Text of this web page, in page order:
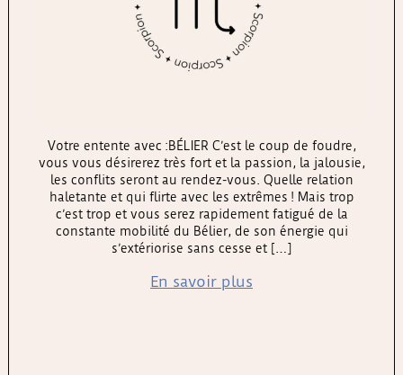
Votre entente avec :BÉLIER C’est le coup de foudre,
vous vous désirerez très fort et la passion, la jalousie,
les conflits seront au rendez-vous. Quelle relation
haletante et qui flirte avec les extrêmes ! Mais trop
c’est trop et vous serez rapidement fatigué de la
constante mobilité du Bélier, de son énergie qui
s’extériorise sans cesse et […]
En savoir plus